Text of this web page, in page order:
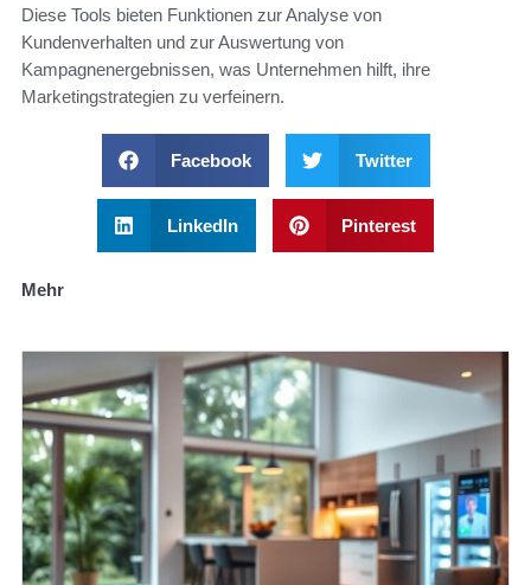
Diese Tools bieten Funktionen zur Analyse von
Kundenverhalten und zur Auswertung von
Kampagnenergebnissen, was Unternehmen hilft, ihre
Marketingstrategien zu verfeinern.
Facebook Twitter
LinkedIn Pinterest
Mehr